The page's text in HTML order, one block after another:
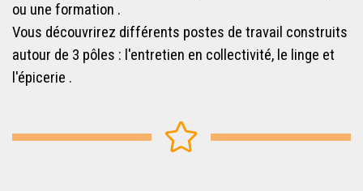
ou une formation .
Vous découvrirez différents postes de travail construits
autour de 3 pôles : l'entretien en collectivité, le linge et
l'épicerie .